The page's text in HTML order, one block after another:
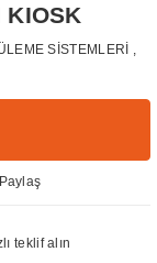
KIOSK
SİSTEMLERİ
Paylaş
teklif alın